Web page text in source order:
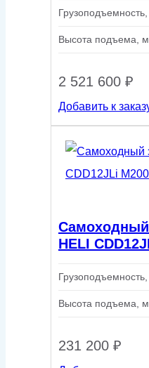
Грузоподъемность,
Высота подъема,
2 521 600 ₽
Добавить к
Самоходный
HELI
Грузоподъемность,
Высота подъема,
231 200 ₽